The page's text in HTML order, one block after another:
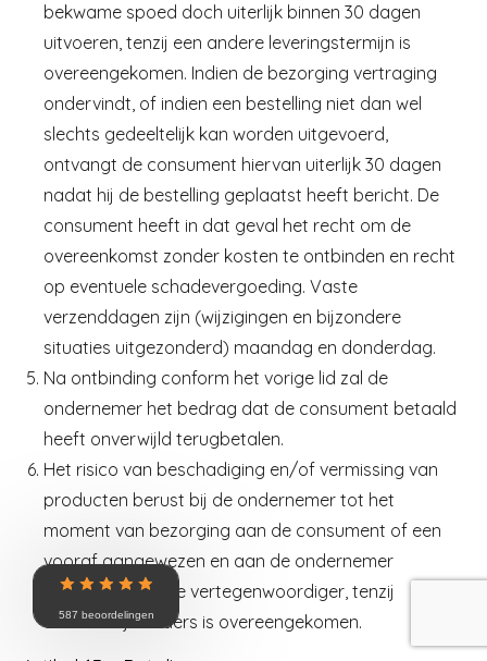
bekwame spoed doch uiterlijk binnen 30 dagen
uitvoeren, tenzij een andere leveringstermijn is
overeengekomen. Indien de bezorging vertraging
ondervindt, of indien een bestelling niet dan wel
slechts gedeeltelijk kan worden uitgevoerd,
ontvangt de consument hiervan uiterlijk 30 dagen
nadat hij de bestelling geplaatst heeft bericht. De
consument heeft in dat geval het recht om de
overeenkomst zonder kosten te ontbinden en recht
op eventuele schadevergoeding. Vaste
verzenddagen zijn (wijzigingen en bijzondere
situaties uitgezonderd) maandag en donderdag.
Na ontbinding conform het vorige lid zal de
ondernemer het bedrag dat de consument betaald
heeft onverwijld terugbetalen.
Het risico van beschadiging en/of vermissing van
producten berust bij de ondernemer tot het
moment van bezorging aan de consument of een
vooraf aangewezen en aan de ondernemer
bekendgemaakte vertegenwoordiger, tenzij
uitdrukkelijk anders is overeengekomen.
587 beoordelingen